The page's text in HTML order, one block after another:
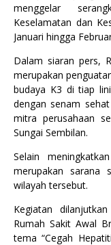
menggelar
Keselamatan dan
Januari hingga
Dalam siaran pers,
merupakan
budaya K3 di tiap
dengan senam
mitra perusahaan
Sungai Sembilan.
Selain
merupakan sarana
wilayah tersebut.
Kegiatan
Rumah Sakit Awal
tema “Cegah